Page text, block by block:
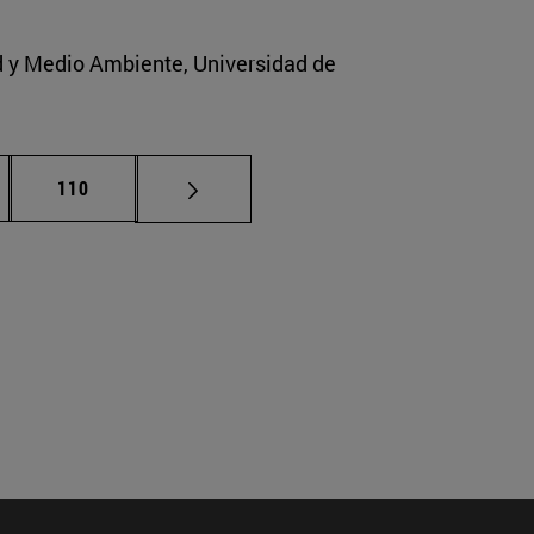
Medio Ambiente, Universidad de
intermedias Use TAB para desplazarse.
Página
110